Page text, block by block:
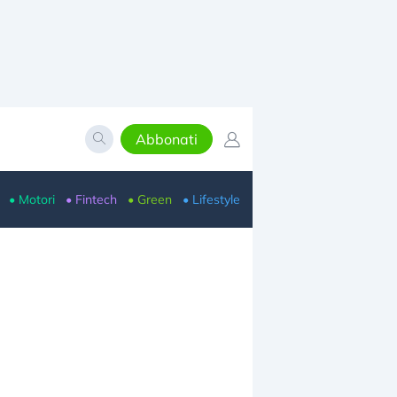
Abbonati
• Motori • Fintech • Green • Lifestyle